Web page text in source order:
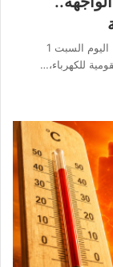
الخرطوم | برق السودان كشفت وزارة الطاقة والنفط، اليوم السبت 1
للكهرباء،…